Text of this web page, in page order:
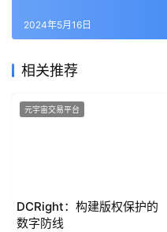
2024年5月16日
相关推荐
元宇宙交易平台
DCRight：构建版权保护的
数字防线